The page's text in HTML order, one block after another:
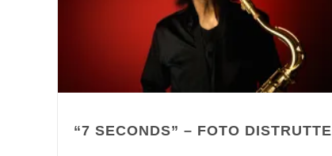
“7 SECONDS” – FOTO DISTRUTTE